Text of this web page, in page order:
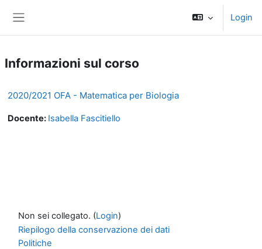
Login
Informazioni sul corso
2020/2021 OFA - Matematica per Biologia
Docente: Isabella Fascitiello
Non sei collegato. (Login)
Riepilogo della conservazione dei dati
Politiche